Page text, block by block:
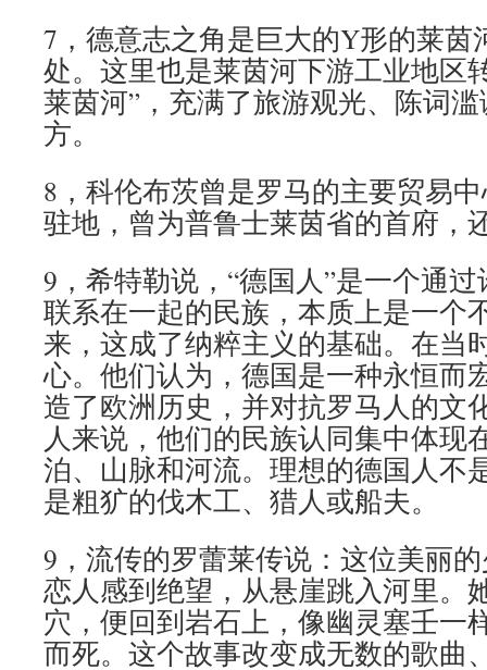
7，德意志之角是巨大的Y形的莱茵
处。这里也是莱茵河下游工业地区
莱茵河”，充满了旅游观光、陈词
方。
8，科伦布茨曾是罗马的主要贸易
驻地，曾为普鲁士莱茵省的首府，
9，希特勒说，“德国人”是一个通
联系在一起的民族，本质上是一个
来，这成了纳粹主义的基础。在当
心。他们认为，德国是一种永恒而
造了欧洲历史，并对抗罗马人的文
人来说，他们的民族认同集中体现
泊、山脉和河流。理想的德国人不
是粗犷的伐木工、猎人或船夫。
9，流传的罗蕾莱传说：这位美丽
恋人感到绝望，从悬崖跳入河里。
穴，便回到岩石上，像幽灵塞壬一
而死。这个故事改变成无数的歌曲